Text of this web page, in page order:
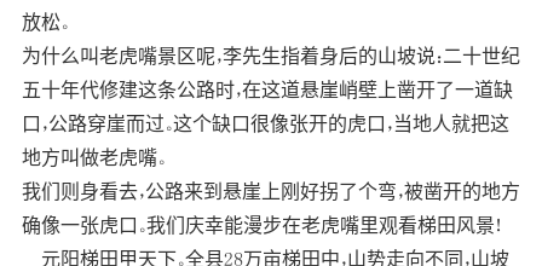
放松。
为什么叫老虎嘴景区呢，李先生指着身后的山坡说：二十世纪
五十年代修建这条公路时，在这道悬崖峭壁上凿开了一道缺
口，公路穿崖而过。这个缺口很像张开的虎口，当地人就把这
地方叫做老虎嘴。
我们则身看去，公路来到悬崖上刚好拐了个弯，被凿开的地方
确像一张虎口。我们庆幸能漫步在老虎嘴里观看梯田风景！
元阳梯田甲天下。全县28万亩梯田中，山势走向不同，山坡